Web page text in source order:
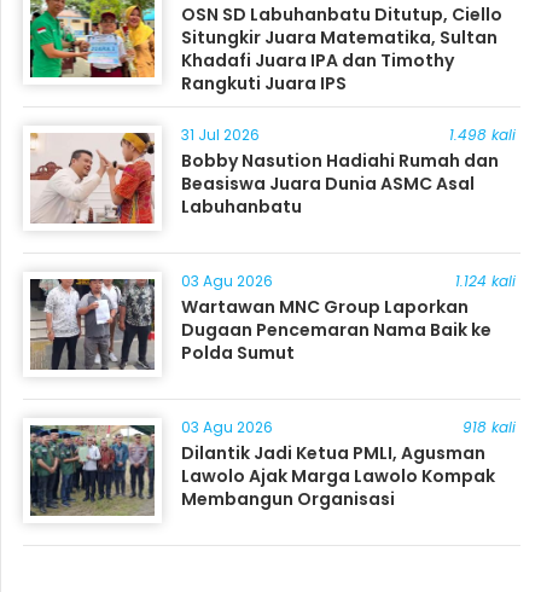
OSN SD Labuhanbatu Ditutup, Ciello
Situngkir Juara Matematika, Sultan
Khadafi Juara IPA dan Timothy
Rangkuti Juara IPS
31 Jul 2026 1.498 kali
Bobby Nasution Hadiahi Rumah dan
Beasiswa Juara Dunia ASMC Asal
Labuhanbatu
03 Agu 2026 1.124 kali
Wartawan MNC Group Laporkan
Dugaan Pencemaran Nama Baik ke
Polda Sumut
03 Agu 2026 918 kali
Dilantik Jadi Ketua PMLI, Agusman
Lawolo Ajak Marga Lawolo Kompak
Membangun Organisasi